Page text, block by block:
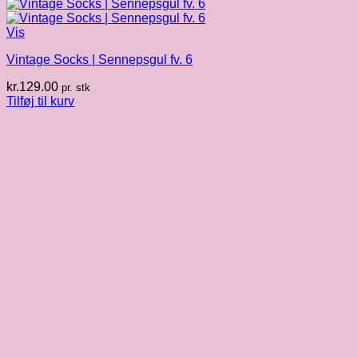
Vis
Vintage Socks | Sennepsgul fv. 6
kr.129.00 pr. stk
Tilføj til kurv